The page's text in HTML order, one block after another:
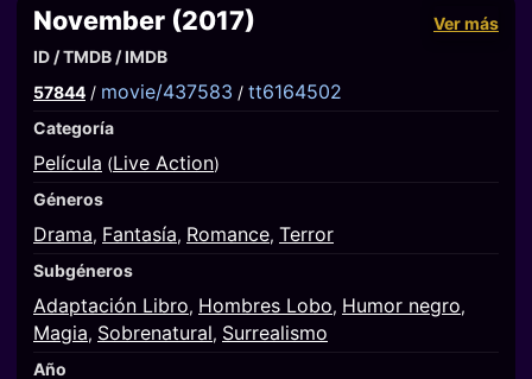
November (2017)
Ver más
ID / TMDB / IMDB
57844 / movie/437583 / tt6164502
Categoría
Película (Live Action)
Géneros
Drama, Fantasía, Romance, Terror
Subgéneros
Adaptación Libro, Hombres Lobo, Humor negro,
Magia, Sobrenatural, Surrealismo
Año